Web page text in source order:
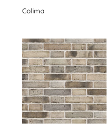
Ukategorisert
Colima